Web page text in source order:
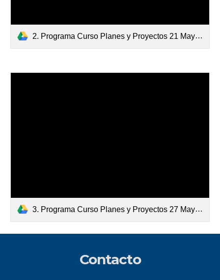
2. Programa Curso Planes y Proyectos 21 Mayo.pdf
3. Programa Curso Planes y Proyectos 27 Mayo.pdf
Contacto